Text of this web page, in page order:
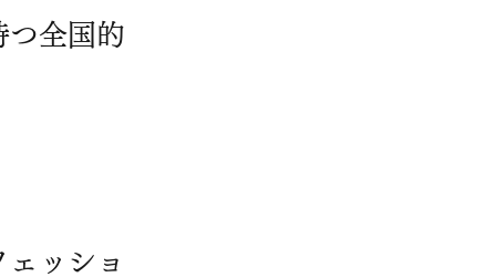
つ全国的
ッショ